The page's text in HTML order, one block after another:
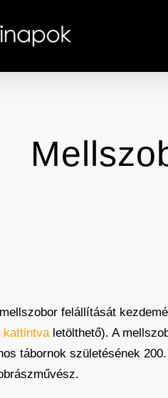
felállítását
kattintvaletölthető). A
tábornok születésének